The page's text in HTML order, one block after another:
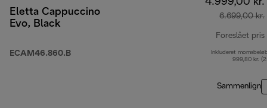
Eletta Cappuccino
Evo, Black
ECAM46.860.B
4.999,00 kr.
6.699,00 kr.
Foreslået pris
Inkluderet
999,80 kr.
Sammenlign